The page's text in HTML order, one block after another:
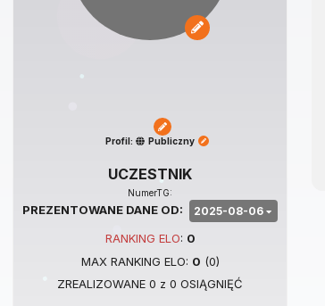
Profil: Publiczny
UCZESTNIK
NumerTG:
PREZENTOWANE DANE OD: 2025-08-06
RANKING ELO: 0
MAX RANKING ELO: 0 (0)
ZREALIZOWANE 0 z 0 OSIĄGNIĘĆ